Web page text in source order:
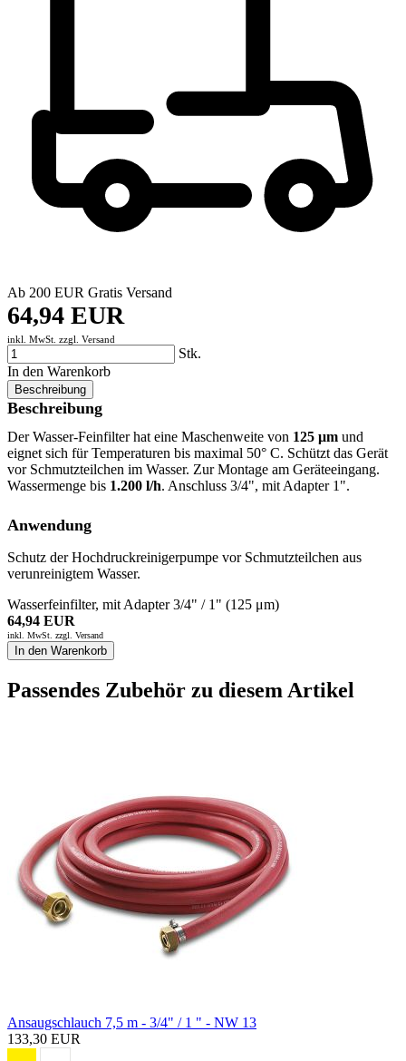
Ab 200 EUR Gratis Versand
64,94 EUR
inkl. MwSt. zzgl. Versand
Stk.
In den Warenkorb
Beschreibung
Beschreibung
Der Wasser-Feinfilter hat eine Maschenweite von 125 μm und
eignet sich für Temperaturen bis maximal 50° C. Schützt das Gerät
vor Schmutzteilchen im Wasser. Zur Montage am Geräteeingang.
Wassermenge bis 1.200 l/h. Anschluss 3/4", mit Adapter 1".
Anwendung
Schutz der Hochdruckreinigerpumpe vor Schmutzteilchen aus
verunreinigtem Wasser.
Wasserfeinfilter, mit Adapter 3/4" / 1" (125 μm)
64,94 EUR
inkl. MwSt. zzgl. Versand
In den Warenkorb
Passendes Zubehör zu diesem Artikel
Ansaugschlauch 7,5 m - 3/4" / 1 " - NW 13
133,30 EUR